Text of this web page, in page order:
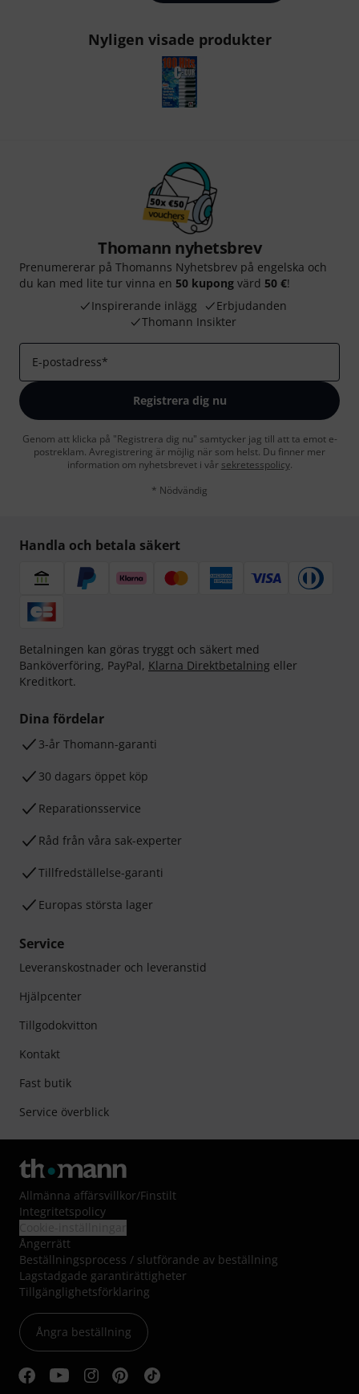
Nyligen visade produkter
Thomann nyhetsbrev
Prenumererar på Thomanns Nyhetsbrev på engelska och
du kan med lite tur vinna en 50 kupong värd 50 €!
Inspirerande inlägg
Erbjudanden
Thomann Insikter
E-postadress*
Registrera dig nu
Genom att klicka på "Registrera dig nu" samtycker jag till att ta emot e-
postreklam. Avregistrering är möjlig när som helst. Du finner mer
information om nyhetsbrevet i vår sekretesspolicy.
* Nödvändig
Handla och betala säkert
Betalningen kan göras tryggt och säkert med
Banköverföring, PayPal, Klarna Direktbetalning eller
Kreditkort.
Dina fördelar
3-år Thomann-garanti
30 dagars öppet köp
Reparationsservice
Råd från våra sak-experter
Tillfredställelse-garanti
Europas största lager
Service
Leveranskostnader och leveranstid
Hjälpcenter
Tillgodokvitton
Kontakt
Fast butik
Service överblick
Allmänna affärsvillkor/Finstilt
Integritetspolicy
Ångerrätt
Beställningsprocess / slutförande av beställning
Lagstadgade garantirättigheter
Tillgänglighetsförklaring
Ångra beställning